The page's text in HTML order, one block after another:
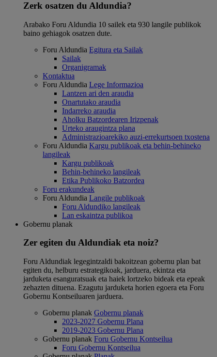
Zerk osatzen du Aldundia?
Arabako Foru Aldundia 10 sailek eta 930 langile publikok
baino gehiagok osatzen dute.
Foru Aldundia Egitura eta Sailak
Sailak
Organigramak
Kontaktua
Foru Aldundia Lege Informazioa
Lantzen ari den araudia
Onartutako araudia
Indarreko araudia
Aholku Batzordearen Irizpenak
Urteko araugintza plana
Administrazioarekiko auzi-errekurtsoen txostena
Foru Aldundia Kargu publikoak eta behin-behineko
langileak
Kargu publikoak
Behin-behineko langileak
Etika Publikoko Batzordea
Foru erakundeak
Foru Aldundia Langile publikoak
Foru Aldundiko langileak
Lan eskaintza publikoa
Gobernu planak
Zer egiten du Aldundiak eta noiz?
Foru Aldundiak legegintzaldi bakoitzean gobernu plan bat
egiten du, helburu estrategikoak, jarduera, ekintza eta
jarduketa esanguratsuak eta haiek lortzeko bideak eta epeak
zehazten dituena. Ezagutu jarduketa horien egoera eta Foru
Gobernu Kontseiluaren jarduera.
Gobernu planak Gobernu planak
2023-2027 Gobernu Plana
2019-2023 Gobernu Plana
Gobernu planak Foru Gobernu Kontseilua
Foru Gobernu Kontseilua